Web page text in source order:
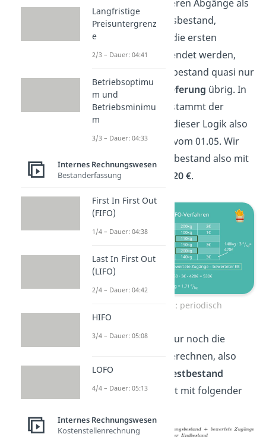
wenn für die früheren Abgänge als
erstes der Anfangsbestand,
beziehungsweise die ersten
Lieferungen verwendet werden,
bleibt für den Endbestand quasi nur
noch dieletzte Lieferung übrig. In
unserem Beispiel stammt der
Endbestand nach dieser Logik also
aus der Lieferung vom 01.05. Wir
bewerten den Endbestand also mit
3 € und erhalten
420 €.
FIFO Beispiel: periodisch
Jetzt müssen wir nur noch die
berechnen, also
den bewerteten
Restbestand
ermitteln. Das geht mit folgender
Langfristige
Preisuntergrenz
e
2/3 – Dauer: 04:41
Betriebsoptimu
m und
Betriebsminimu
m
3/3 – Dauer: 04:33
Internes Rechnungswesen
Bestanderfassung
First In First Out
(FIFO)
1/4 – Dauer: 04:38
Last In First Out
(LIFO)
2/4 – Dauer: 04:42
HIFO
3/4 – Dauer: 05:08
LOFO
4/4 – Dauer: 05:13
Internes Rechnungswesen
Kostenstellenrechnung